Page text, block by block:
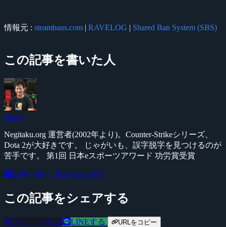
情報元 : steambans.com | RAVELOG | Shared Ban System (SBS)
この記事を書いた人
Yossy
Negitaku.org 運営者(2002年より)。Counter-Strikeシリーズ、
Dota 2が大好きです。 じゃがいも、誤字脱字を見つけるのが
苦手です。 第1回 日本eスポーツアワード 功労賞受賞
記事一覧へ @YossyFPS
この記事をシェアする
ツイートする LINEする URLをコピー